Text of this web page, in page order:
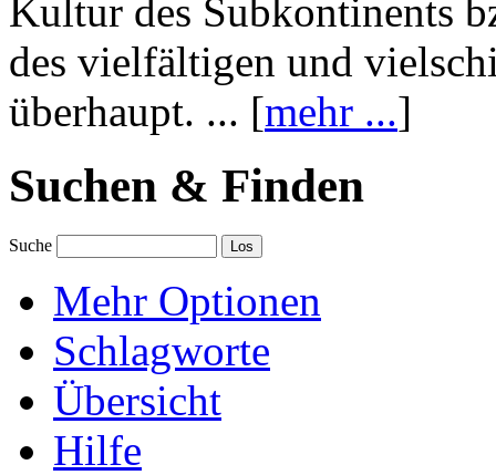
Kultur des Subkontinents
des vielfältigen und
überhaupt. ... [mehr ...]
Suchen & Finden
Suche
Mehr Optionen
Schlagworte
Übersicht
Hilfe